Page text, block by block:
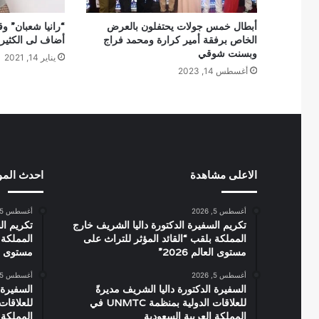
أبطال خمس جولات يحتفلون بالعرض
الخاص برفقة أمير كرارة ومحمد فراج
وبسنت شوقي
أغسطس 14, 2023
“رانيا
أضاف لى الكثير
يناير 14, 2021
الاعلى مشاهدة
أغسطس 5, 2026
تكريم السفيرة الدكتورة داليا الشريف خارج
المملكة بلقب “القائد المؤثر للتراث على
مستوى العالم 2026”
أغسطس 5, 2026
السفيرة الدكتورة داليا الشريف مديرةً
للعلاقات الدولية بمنظمة UNMTC في
المملكة العربية السعودية
احدث
أغسطس 5, 2026
تكريم
مستوى
أغسطس 5, 2026